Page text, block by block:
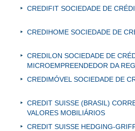
CREDIFIT SOCIEDADE DE
CREDIHOME SOCIEDADE DE
CREDILON SOCIEDADE DE
MICROEMPREENDEDOR DA
CREDIMÓVEL SOCIEDADE DE
CREDIT SUISSE (BRASIL)
VALORES MOBILIÁRIOS
CREDIT SUISSE HEDGING-